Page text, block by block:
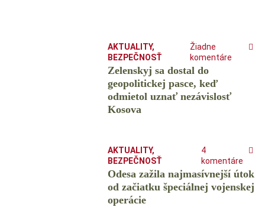
AKTUALITY,
BEZPEČNOSŤ
Žiadne
komentáre
Zelenskyj sa dostal do
geopolitickej pasce, keď
odmietol uznať nezávislosť
Kosova
AKTUALITY,
BEZPEČNOSŤ
4
komentáre
Odesa zažila najmasívnejší útok
od začiatku špeciálnej vojenskej
operácie